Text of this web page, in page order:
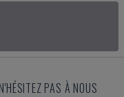
PAS À NOUS